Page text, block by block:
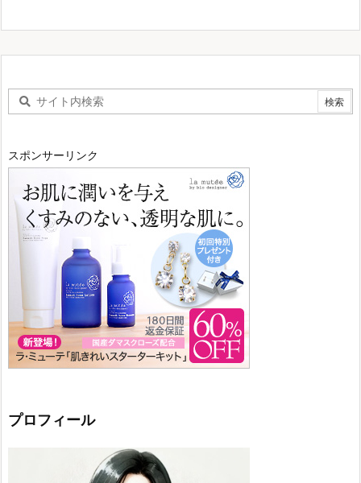
スポンサーリンク
プロフィール